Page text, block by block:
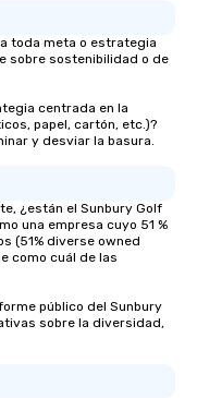
toda meta o estrategia
sobre sostenibilidad o de
centrada en la
papel, cartón, etc.)?
y desviar la basura.
¿están el Sunbury Golf
una empresa cuyo 51 %
(51% diverse owned
como cuál de las
público del Sunbury
sobre la diversidad,